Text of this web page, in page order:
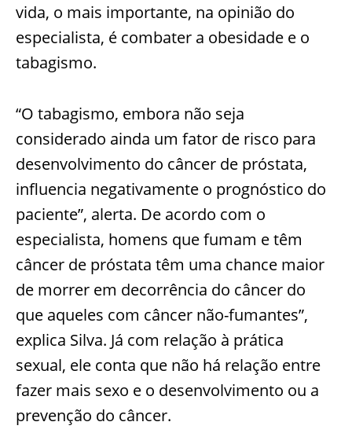
vida, o mais importante, na opinião do
especialista, é combater a obesidade e o
tabagismo.
“O tabagismo, embora não seja
considerado ainda um fator de risco para
desenvolvimento do câncer de próstata,
influencia negativamente o prognóstico do
paciente”, alerta. De acordo com o
especialista, homens que fumam e têm
câncer de próstata têm uma chance maior
de morrer em decorrência do câncer do
que aqueles com câncer não-fumantes”,
explica Silva. Já com relação à prática
sexual, ele conta que não há relação entre
fazer mais sexo e o desenvolvimento ou a
prevenção do câncer.